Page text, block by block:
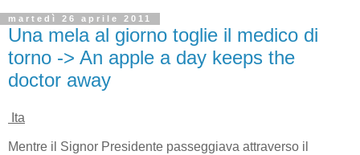
martedì 26 aprile 2011
Una mela al giorno toglie il medico di
torno -> An apple a day keeps the
doctor away
Ita
Mentre il Signor Presidente passeggiava attraverso il